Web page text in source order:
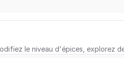
le niveau d'épices, explorez